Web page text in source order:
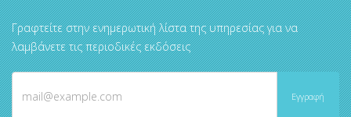
Γραφτείτε στην ενημερωτική λίστα της υπηρεσίας για να
λαμβάνετε τις περιοδικές εκδόσεις